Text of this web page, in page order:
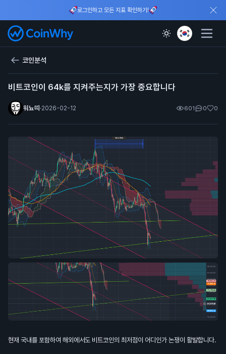
로그인하고 모든 지표 확인하기!
코인분석
비트코인이 64k를 지켜주는지가 가장 중요합니다
워뇨띠 ·2026-02-12 601 0 0
현재 국내를 포함하여 해외에서도 비트코인의 최저점이 어디인가 논쟁이 활발합니다.